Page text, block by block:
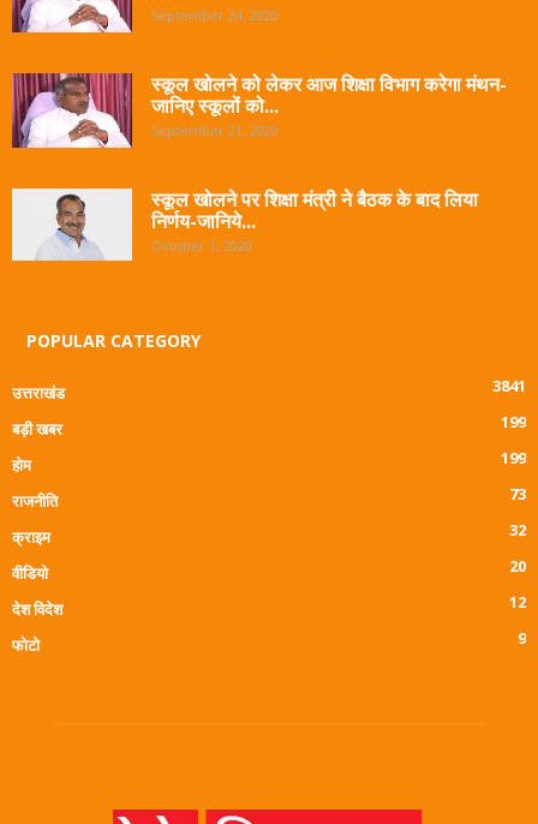
September 24, 2020
स्कूल खोलने को लेकर आज शिक्षा विभाग करेगा मंथन-
जानिए स्कूलों को...
September 21, 2020
स्कूल खोलने पर शिक्षा मंत्री ने बैठक के बाद लिया
निर्णय-जानिये...
October 1, 2020
POPULAR CATEGORY
उत्तराखंड
3841
बड़ी खबर
199
होम
199
राजनीति
73
क्राइम
32
वीडियो
20
देश विदेश
12
फोटो
9